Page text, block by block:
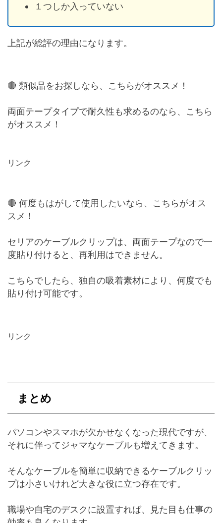
１つしか入っていない
上記が総評の理由になります。
🔴 類似品をお探しなら、こちらがオススメ！
両面テープタイプで耐久性も求めるのなら、こちら
がオススメ！
リンク
🔴 何度もはがして使用したいなら、こちらがオス
スメ！
セリアのケーブルクリップは、両面テープなので一
度貼り付けると、再利用はできません。
こちらでしたら、独自の吸着素材により、何度でも
貼り付け可能です。
リンク
まとめ
パソコンやスマホが欠かせなくなった現代ですが、
それに伴ってジャマなケーブルも増えてきます。
そんなケーブルを簡単に収納できるケーブルクリッ
プは小さいけれど大きな役に立つ存在です。
職場や自宅のデスクに設置すれば、見た目も仕事の